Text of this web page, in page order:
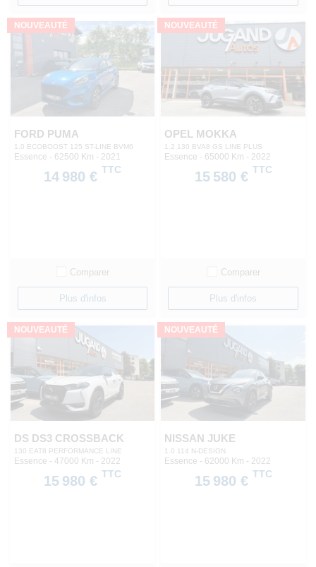
NOUVEAUTÉ
FORD PUMA
1.0 ECOBOOST 125 ST-LINE BVM6
Essence - 62500 Km - 2021
14 980 € TTC
Comparer
Plus d'infos
NOUVEAUTÉ
OPEL MOKKA
1.2 130 BVA8 GS LINE PLUS
Essence - 65000 Km - 2022
15 580 € TTC
Comparer
Plus d'infos
NOUVEAUTÉ
DS DS3 CROSSBACK
130 EAT8 PERFORMANCE LINE
Essence - 47000 Km - 2022
15 980 € TTC
NOUVEAUTÉ
NISSAN JUKE
1.0 114 N-DESIGN
Essence - 62000 Km - 2022
15 980 € TTC